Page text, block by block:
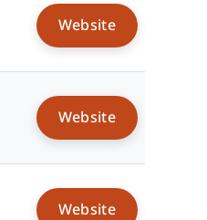
Website
Website
Website